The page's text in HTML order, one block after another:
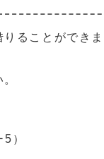
ることができ
）